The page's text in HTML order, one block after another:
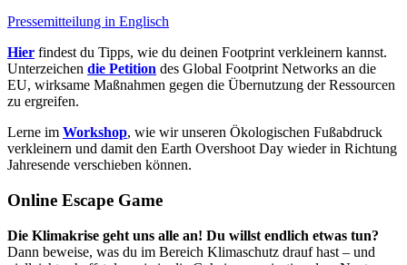
Pressemitteilung in Englisch
Hier findest du Tipps, wie du deinen Footprint verkleinern kannst.
Unterzeichen die Petition des Global Footprint Networks an die
EU, wirksame Maßnahmen gegen die Übernutzung der Ressourcen
zu ergreifen.
Lerne im Workshop, wie wir unseren Ökologischen Fußabdruck
verkleinern und damit den Earth Overshoot Day wieder in Richtung
Jahresende verschieben können.
Online Escape Game
Die Klimakrise geht uns alle an! Du willst endlich etwas tun?
Dann beweise, was du im Bereich Klimaschutz drauf hast – und